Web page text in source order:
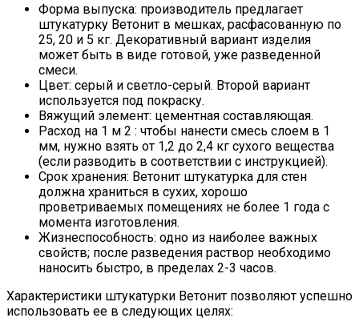
Форма выпуска: производитель предлагает
штукатурку Ветонит в мешках, расфасованную по
25, 20 и 5 кг. Декоративный вариант изделия
может быть в виде готовой, уже разведенной
смеси.
Цвет: серый и светло-серый. Второй вариант
используется под покраску.
Вяжущий элемент: цементная составляющая.
Расход на 1 м 2 : чтобы нанести смесь слоем в 1
мм, нужно взять от 1,2 до 2,4 кг сухого вещества
(если разводить в соответствии с инструкцией).
Срок хранения: Ветонит штукатурка для стен
должна храниться в сухих, хорошо
проветриваемых помещениях не более 1 года с
момента изготовления.
Жизнеспособность: одно из наиболее важных
свойств; после разведения раствор необходимо
наносить быстро, в пределах 2-3 часов.
Характеристики штукатурки Ветонит позволяют успешно
использовать ее в следующих целях: